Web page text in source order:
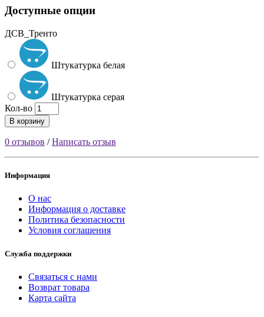
Доступные опции
ДСВ_Тренто
Штукатурка белая
Штукатурка серая
Кол-во
В корзину
0 отзывов /Написать отзыв
Информация
О нас
Информация о доставке
Политика безопасности
Условия соглашения
Служба поддержки
Связаться с нами
Возврат товара
Карта сайта